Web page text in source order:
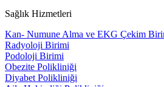
Sağlık Hizmetleri
Kan- Numune Alma ve EKG Çekim
Radyoloji Birimi
Podoloji Birimi
Obezite Polikliniği
Diyabet Polikliniği